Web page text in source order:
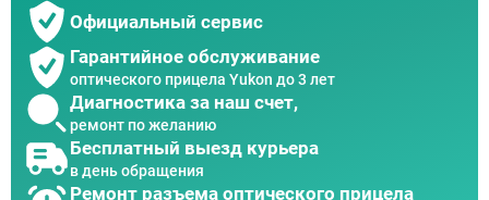
Официальный сервис
Гарантийное обслуживание
оптического прицела Yukon до 3 лет
Диагностика за наш счет,
ремонт по желанию
Бесплатный выезд курьера
в день обращения
Ремонт разъема оптического прицела